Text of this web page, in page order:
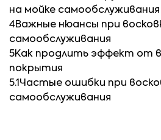
на мойке самообслуживания
4Важные нюансы при
самообслуживания
5Как продлить эффект от
покрытия
5.1 Частые ошибки при
самообслуживания